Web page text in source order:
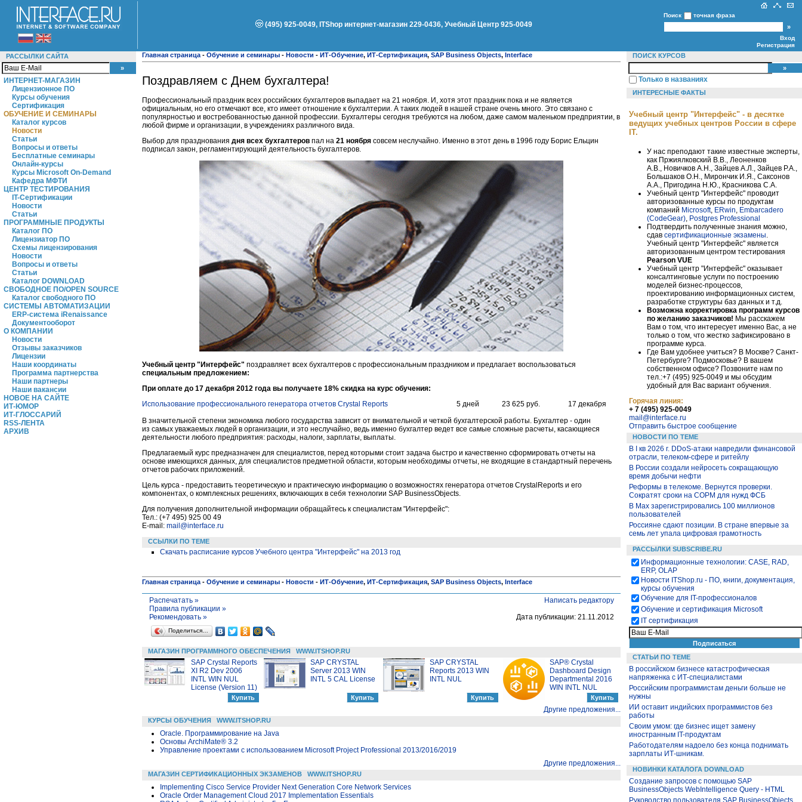
(495) 925-0049, ITShop интернет-магазин 229-0436, Учебный Центр 925-0049
Поиск точная фраза
Вход
Регистрация
РАССЫЛКИ САЙТА
ИНТЕРНЕТ-МАГАЗИН
Лицензионное ПО
Курсы обучения
Сертификация
ОБУЧЕНИЕ И СЕМИНАРЫ
Каталог курсов
Новости
Статьи
Вопросы и ответы
Бесплатные семинары
Онлайн-курсы
Курсы Microsoft On-Demand
Кафедра МФТИ
ЦЕНТР ТЕСТИРОВАНИЯ
IT-Сертификации
Новости
Статьи
ПРОГРАММНЫЕ ПРОДУКТЫ
Каталог ПО
Лицензиатор ПО
Схемы лицензирования
Новости
Вопросы и ответы
Статьи
Каталог DOWNLOAD
СВОБОДНОЕ ПО/OPEN SOURCE
Каталог свободного ПО
СИСТЕМЫ АВТОМАТИЗАЦИИ
ERP-система iRenaissance
Документооборот
О КОМПАНИИ
Новости
Отзывы заказчиков
Лицензии
Наши координаты
Программа партнерства
Наши партнеры
Наши вакансии
НОВОЕ НА САЙТЕ
ИТ-ЮМОР
ИТ-ГЛОССАРИЙ
RSS-ЛЕНТА
АРХИВ
Главная страница - Обучение и семинары - Новости - ИТ-Обучение, ИТ-Сертификация, SAP Business Objects, Interface
Поздравляем с Днем бухгалтера!
Профессиональный праздник всех российских бухгалтеров выпадает на 21 ноября. И, хотя этот праздник пока и не является
официальным, но его отмечают все, кто имеет отношение к бухгалтерии. А таких людей в нашей стране очень много. Это связано с
популярностью и востребованностью данной профессии. Бухгалтеры сегодня требуются на любом, даже самом маленьком предприятии, в
любой фирме и организации, в учреждениях различного вида.
Выбор для празднования дня всех бухгалтеров пал на 21 ноября совсем неслучайно. Именно в этот день в 1996 году Борис Ельцин
подписал закон, регламентирующий деятельность бухгалтеров.
Учебный центр "Интерфейс" поздравляет всех бухгалтеров с профессиональным праздником и предлагает воспользоваться
специальным предложением:
При оплате до 17 декабря 2012 года вы получаете 18% скидка на курс обучения:
Использование профессионального генератора отчетов Crystal Reports
5 дней 23 625 руб.
17 декабря
В значительной степени экономика любого государства зависит от внимательной и четкой бухгалтерской работы. Бухгалтер - один
из самых уважаемых людей в организации, и это неслучайно, ведь именно бухгалтер ведет все самые сложные расчеты, касающиеся
деятельности любого предприятия: расходы, налоги, зарплаты, выплаты.
Предлагаемый курс предназначен для специалистов, перед которыми стоит задача быстро и качественно сформировать отчеты на
основе имеющихся данных, для специалистов предметной области, которым необходимы отчеты, не входящие в стандартный перечень
отчетов рабочих приложений.
Цель курса - предоставить теоретическую и практическую информацию о возможностях генератора отчетов CrystalReports и его
компонентах, о комплексных решениях, включающих в себя технологии SAP BusinessObjects.
Для получения дополнительной информации обращайтесь к специалистам "Интерфейс":
Тел.: (+7 495) 925 00 49
E-mail: mail@interface.ru
ССЫЛКИ ПО ТЕМЕ
Скачать расписание курсов Учебного центра "Интерфейс" на 2013 год
Главная страница - Обучение и семинары - Новости - ИТ-Обучение, ИТ-Сертификация, SAP Business Objects, Interface
Распечатать »
Правила публикации »
Написать редактору
Рекомендовать »
Дата публикации: 21.11.2012
Поделиться…
МАГАЗИН ПРОГРАММНОГО ОБЕСПЕЧЕНИЯ WWW.ITSHOP.RU
SAP Crystal Reports
XI R2 Dev 2006
INTL WIN NUL
License (Version 11)
SAP CRYSTAL
Server 2013 WIN
INTL 5 CAL License
SAP CRYSTAL
Reports 2013 WIN
INTL NUL
SAP® Crystal
Dashboard Design
Departmental 2016
WIN INTL NUL
Другие предложения...
КУРСЫ ОБУЧЕНИЯ WWW.ITSHOP.RU
Oracle. Программирование на Java
Основы ArchiMate® 3.2
Управление проектами с использованием Microsoft Project Professional 2013/2016/2019
Другие предложения...
МАГАЗИН СЕРТИФИКАЦИОННЫХ ЭКЗАМЕНОВ WWW.ITSHOP.RU
Implementing Cisco Service Provider Next Generation Core Network Services
Oracle Order Management Cloud 2017 Implementation Essentials
ПОИСК КУРСОВ
Только в названиях
ИНТЕРЕСНЫЕ ФАКТЫ
Учебный центр "Интерфейс" - в десятке
ведущих учебных центров России в сфере
IT.
У нас преподают такие известные эксперты,
как Пржиялковский В.В., Леоненков
А.В., Новичков А.Н., Зайцев А.Л., Зайцев Р.А.,
Большаков О.Н., Мирончик И.Я., Саксонов
А.А., Пригодина Н.Ю., Красникова С.А.
Учебный центр "Интерфейс" проводит
авторизованные курсы по продуктам
компаний Microsoft, ERwin Embarcadero
(CodeGear) Postgres Professional
Подтвердить полученные знания можно,
сдав сертификационные экзамены
Учебный центр "Интерфейс" является
авторизованным центром тестирования
Pearson VUE
Учебный центр "Интерфейс" оказывает
консалтинговые услуги по построению
моделей бизнес-процессов,
проектированию информационных систем,
разработке структуры баз данных и т.д.
Возможна корректировка программ курсов
по желанию заказчиков! Мы расскажем
Вам о том, что интересует именно Вас, а не
только о том, что жестко зафиксировано в
программе курса.
Где Вам удобнее учиться? В Москве? Санкт-
Петербурге? Подмосковье? В вашем
собственном офисе? Позвоните нам по
тел.:+7 (495) 925-0049 и мы обсудим
удобный для Вас вариант обучения.
Горячая линия:
+ 7 (495) 925-0049
mail@interface.ru
Отправить быстрое сообщение
НОВОСТИ ПО ТЕМЕ
В I кв 2026 г. DDoS-атаки навредили финансовой
отрасли, телеком-сфере и ритейлу
В России создали нейросеть сокращающую
время добычи нефти
Реформы в телекоме. Вернутся проверки.
Сократят сроки на СОРМ для нужд ФСБ
В Max зарегистрировались 100 миллионов
пользователей
Россияне сдают позиции. В стране впервые за
семь лет упала цифровая грамотность
РАССЫЛКИ SUBSCRIBE.RU
Информационные технологии: CASE, RAD,
ERP, OLAP
Новости ITShop.ru - ПО, книги, документация,
курсы обучения
Обучение для IT-профессионалов
Обучение и сертификация Microsoft
IT сертификация
СТАТЬИ ПО ТЕМЕ
В российском бизнесе катастрофическая
напряженка с ИТ-специалистами
Российским программистам деньги больше не
нужны
ИИ оставит индийских программистов без
работы
Своим умом: где бизнес ищет замену
иностранным IT-продуктам
Работодателям надоело без конца поднимать
зарплаты ИТ-шникам.
НОВИНКИ КАТАЛОГА DOWNLOAD
Создание запросов с помощью SAP
BusinessObjects WebIntelligence Query - HTML
Руководство пользователя SAP BusinessObjects